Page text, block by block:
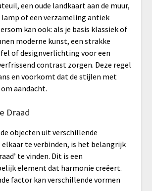
een oude landkaart aan de muur,
of een verzameling antiek
kan ook: als je basis klassiek of
moderne kunst, een strakke
of designverlichting voor een
contrast zorgen. Deze regel
en voorkomt dat de stijlen met
aandacht.
Draad
objecten uit verschillende
te verbinden, is het belangrijk
te vinden. Dit is een
element dat harmonie creëert.
factor kan verschillende vormen